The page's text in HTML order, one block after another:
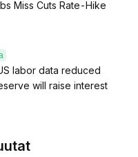
Miss Cuts Rate-Hike
labor data reduced
will raise interest